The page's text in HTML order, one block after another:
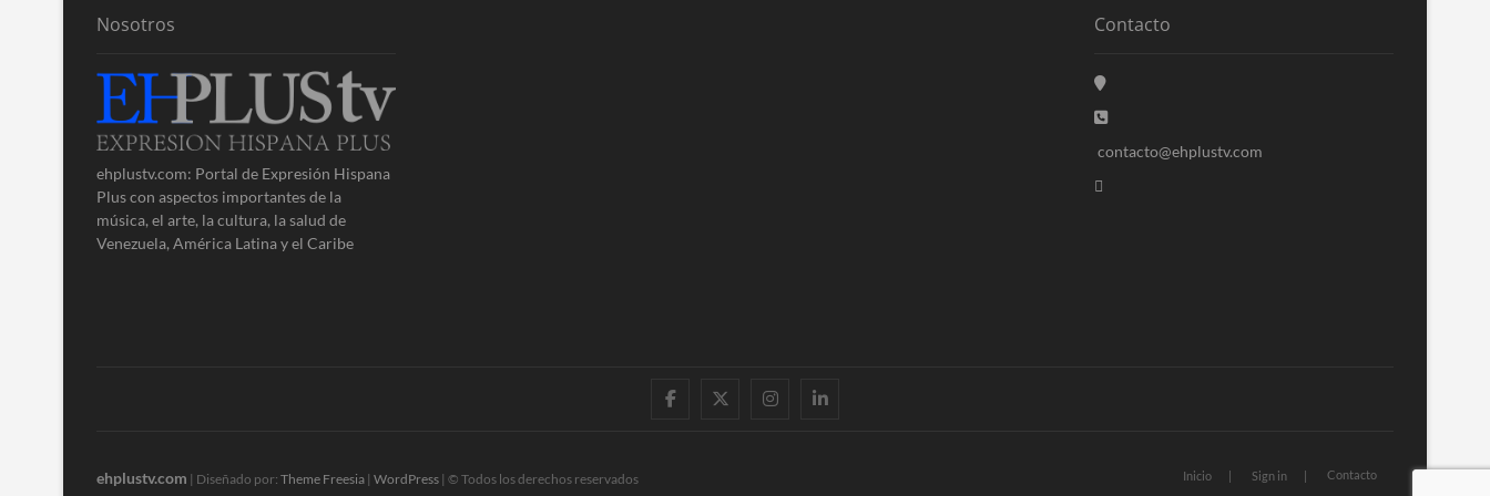
Nosotros
ehplustv.com: Portal de Expresión Hispana
Plus con aspectos importantes de la
música, el arte, la cultura, la salud de
Venezuela, América Latina y el Caribe
Contacto
contacto@ehplustv.com
facebooktwitterinstagram
linkedin
Inicio Sign in Contacto
ehplustv.com | Diseñado por: Theme Freesia | WordPress | © Todos los derechos reservados